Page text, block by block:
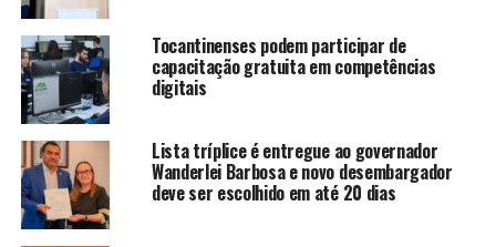
Tocantinenses podem participar de
capacitação gratuita em competências
digitais
Lista tríplice é entregue ao governador
Wanderlei Barbosa e novo desembargador
deve ser escolhido em até 20 dias